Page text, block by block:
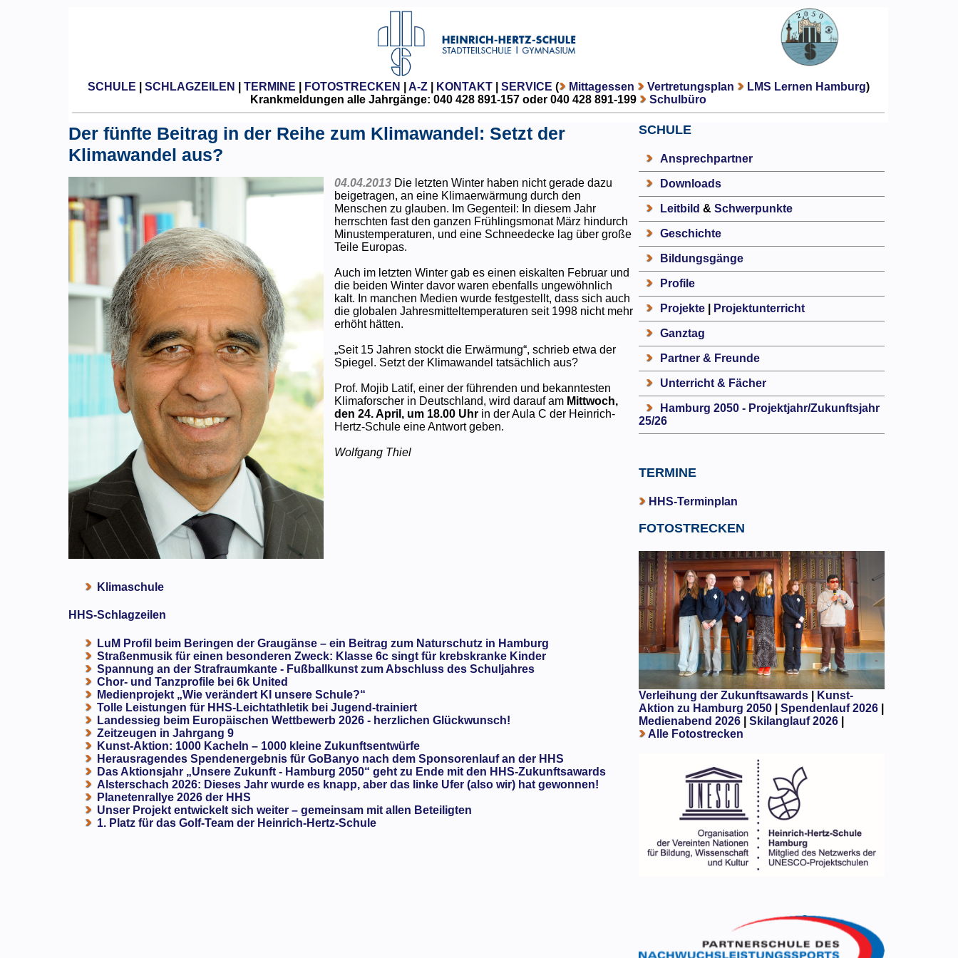
SCHULE SCHLAGZEILEN TERMINE FOTOSTRECKEN A-Z| KONTAKT| SERVICE ( Mittagessen Vertretungsplan LMS Lernen Hamburg)
Krankmeldungen alle Jahrgänge: 040 428 891-157 oder 040 428 891-199
Schulbüro
Der fünfte Beitrag in der Reihe zum Klimawandel: Setzt der
Klimawandel aus?
04.04.2013 Die letzten Winter haben nicht gerade dazu
beigetragen, an eine Klimaerwärmung durch den
Menschen zu glauben. Im Gegenteil: In diesem Jahr
herrschten fast den ganzen Frühlingsmonat März hindurch
Minustemperaturen, und eine Schneedecke lag über große
Teile Europas.
Auch im letzten Winter gab es einen eiskalten Februar und
die beiden Winter davor waren ebenfalls ungewöhnlich
kalt. In manchen Medien wurde festgestellt, dass sich auch
die globalen Jahresmitteltemperaturen seit 1998 nicht mehr
erhöht hätten.
„Seit 15 Jahren stockt die Erwärmung“, schrieb etwa der
Spiegel. Setzt der Klimawandel tatsächlich aus?
Prof. Mojib Latif, einer der führenden und bekanntesten
Klimaforscher in Deutschland, wird darauf am Mittwoch,
den 24. April, um 18.00 Uhr in der Aula C der Heinrich-
Hertz-Schule eine Antwort geben.
Wolfgang Thiel
Klimaschule
HHS-Schlagzeilen
LuM Profil beim Beringen der Graugänse – ein Beitrag zum Naturschutz in Hamburg
Straßenmusik für einen besonderen Zweck: Klasse 6c singt für krebskranke Kinder
Spannung an der Strafraumkante - Fußballkunst zum Abschluss des Schuljahres
Chor- und Tanzprofile bei 6k United
Medienprojekt „Wie verändert KI unsere Schule?“
Tolle Leistungen für HHS-Leichtathletik bei Jugend-trainiert
Landessieg beim Europäischen Wettbewerb 2026 - herzlichen Glückwunsch!
Zeitzeugen in Jahrgang 9
Kunst-Aktion: 1000 Kacheln – 1000 kleine Zukunftsentwürfe
Herausragendes Spendenergebnis für GoBanyo nach dem Sponsorenlauf an der HHS
Das Aktionsjahr „Unsere Zukunft - Hamburg 2050“ geht zu Ende mit den HHS-Zukunftsawards
Alsterschach 2026: Dieses Jahr wurde es knapp, aber das linke Ufer (also wir) hat gewonnen!
Planetenrallye 2026 der HHS
Unser Projekt entwickelt sich weiter – gemeinsam mit allen Beteiligten
1. Platz für das Golf-Team der Heinrich-Hertz-Schule
SCHULE
Ansprechpartner
Downloads
Leitbild & Schwerpunkte
Geschichte
Bildungsgänge
Profile
Projekte| Projektunterricht
Ganztag
Partner & Freunde
Unterricht & Fächer
Hamburg 2050 - Projektjahr/Zukunftsjahr
25/26
TERMINE
HHS-Terminplan
FOTOSTRECKEN
Verleihung der Zukunftsawards|
Kunst-
Aktion zu Hamburg 2050
Spendenlauf 2026|
Medienabend 2026| Skilanglauf 2026|
Alle Fotostrecken